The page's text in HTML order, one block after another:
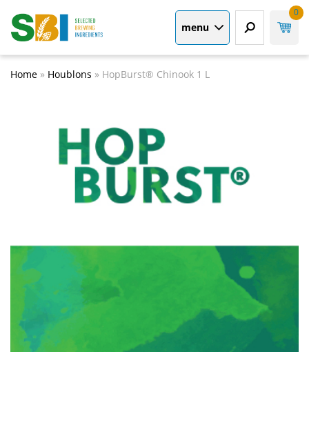
menu
0
Home » Houblons » HopBurst® Chinook 1 L